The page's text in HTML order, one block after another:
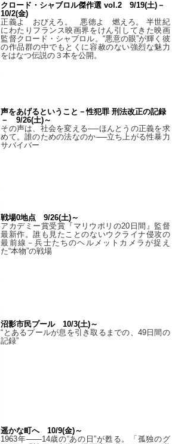
クロード・シャブロル傑作選 vol.2 9/19(土)－
10/2(金)
正義よ おびえろ。 悪徳よ 燃えろ。 半世紀
にわたりフランス映画界をけん引してきた映画
監督クロード・シャブロル。“悪意の眼”が輝く彼
の作品群の中でもとくに容赦のない強烈な魅力
をはなつ伝説の３本を公開。
声をあげるということ－性犯罪 刑法改正の記録
－ 9/26(土)～
その声は、社会を変える──ほんとうの正義を求
めて。誰のための法なのか──立ち上がる性暴力
サバイバー
戦場0地点 9/26(土)～
アカデミー賞受賞『マリウポリの20日間』監督
最新作。誰も見たことのないウクライナ侵攻の
最前線－兵士たちのヘルメットカメラが捉え
た“本物”の戦場
沼影市民プール 10/3(土)～
“とあるプールが息を引き取るまでの、49日間の
記録”
遥かな町へ 10/9(金)～
1963年――14歳の“あの日”が甦る。「孤独のグ